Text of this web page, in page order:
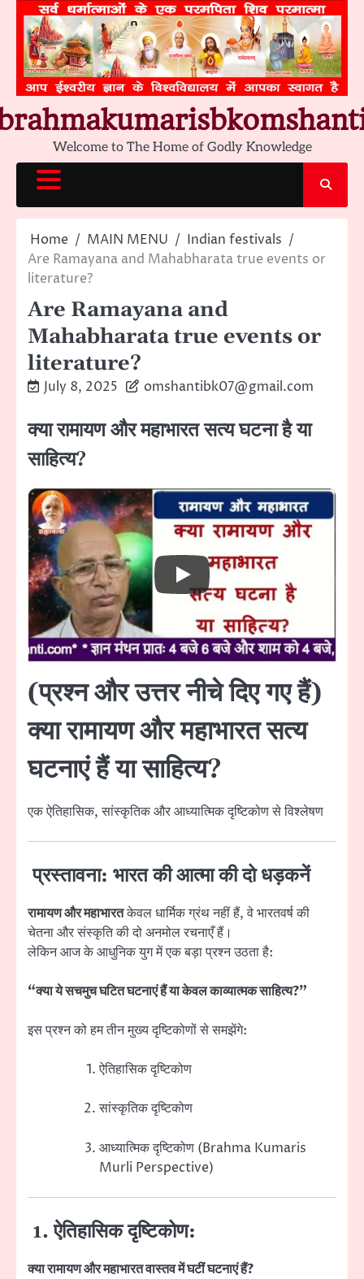
content
Welcome to The Home of Godly Knowledge
Home MAIN MENU
Indian festivals
Are Ramayana and Mahabharata true events or
literature?
Are Ramayana and
Mahabharata true events or
literature?
July 8, 2025 omshantibk07@gmail.com
क्या रामायण और महाभारत सत्य घटना है या
साहित्य?
(प्रश्न और उत्तर नीचे दिए गए हैं)
क्या रामायण और महाभारत सत्य
घटनाएं हैं या साहित्य?
एक ऐतिहासिक, सांस्कृतिक और आध्यात्मिक दृष्टिकोण से विश्लेषण
प्रस्तावना: भारत की आत्मा की दो धड़कनें
रामायण और महाभारतकेवल धार्मिक ग्रंथ नहीं हैं, वे भारतवर्ष की
चेतना और संस्कृति की दो अनमोल रचनाएँ हैं।
लेकिन आज के आधुनिक युग में एक बड़ा प्रश्न उठता है:
“क्या ये सचमुच घटित घटनाएं हैं या केवल काव्यात्मक साहित्य?”
इस प्रश्न को हम तीन मुख्य दृष्टिकोणों से समझेंगे:
ऐतिहासिक दृष्टिकोण
सांस्कृतिक दृष्टिकोण
आध्यात्मिक दृष्टिकोण (Brahma Kumaris
Murli Perspective)
1. ऐतिहासिक दृष्टिकोण:
क्या रामायण और महाभारत वास्तव में घटीं घटनाएं हैं?